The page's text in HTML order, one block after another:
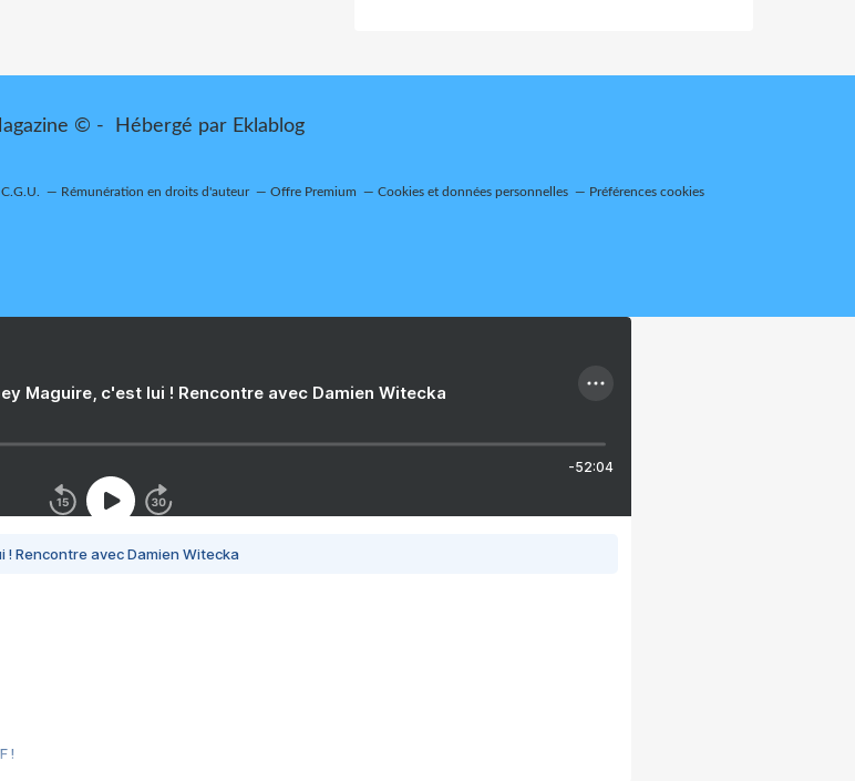
© - Hébergé par Eklablog
C.G.U. Rémunération en droits d'auteur Offre Premium Cookies et données personnelles Préférences cookies
Maguire, c'est lui ! Rencontre avec Damien Witecka
-52:04
! Rencontre avec Damien Witecka
!